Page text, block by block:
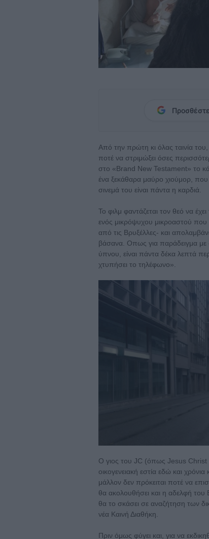
Από την πρώτη κι όλας ταινία
ποτέ να στριμώξει όσες
στο «Brand New Testament» το
ένα ξεκάθαρα μαύρο χιούμορ,
σινεμά του είναι πάντα η καρδιά.
Το φιλμ φαντάζεται τον θεό να
ενός μικρόψυχου μικροαστού που
από τις Βρυξέλλες- και
βάσανα. Οπως για παράδειγμα
ύπνου, είναι πάντα δέκα λεπτά
χτυπήσει το τηλέφωνο».
Ο γιος του JC (όπως Jesus Christ
οικογενειακή εστία εδώ και
μάλλον δεν πρόκειται ποτέ να
θα ακολουθήσει και η αδελφή
θα το σκάσει σε αναζήτηση των
νέα Καινή Διαθήκη.
Πριν όμως φύγει και, για να